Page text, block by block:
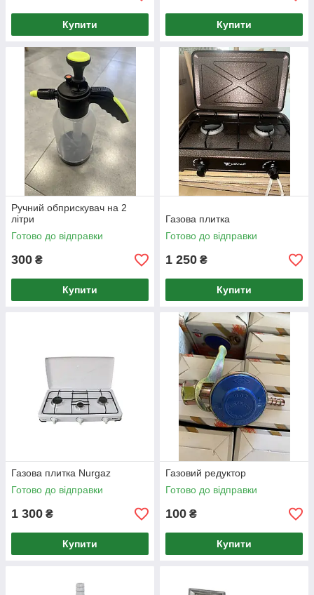
Купити Купити
Ручний обприскувач на 2
літри
Готово до відправки
300 ₴
Купити
Газова плитка
Готово до відправки
1 250 ₴
Купити
Газова плитка Nurgaz
Готово до відправки
1 300 ₴
Купити
Газовий редуктор
Готово до відправки
100 ₴
Купити